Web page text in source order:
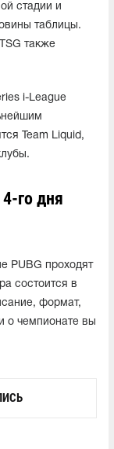
стадии и
таблицы.
также
i-League
Team Liquid,
го дня
PUBG проходят
состоится в
формат,
о чемпионате вы